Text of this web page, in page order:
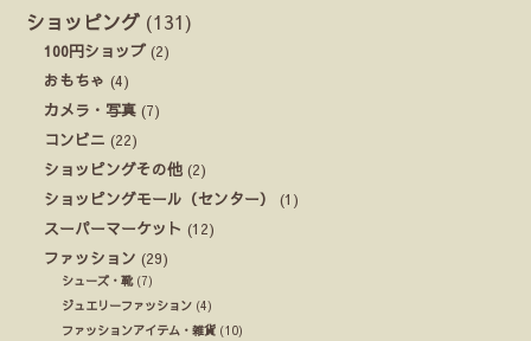
ショッピング (131)
100円ショップ (2)
おもちゃ (4)
カメラ・写真 (7)
コンビニ (22)
ショッピングその他 (2)
ショッピングモール（センター）
(1)
スーパーマーケット (12)
ファッション (29)
シューズ・靴(7)
ジュエリーファッション (4)
ファッションアイテム・雑貨 (10)